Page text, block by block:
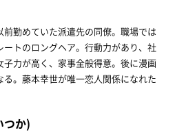
勤めていた派遣先の同僚。職場では
トのロングヘア。行動力があり、社
力が高く、家事全般得意。後に漫画
。藤本幸世が唯一恋人関係になれた
つか)